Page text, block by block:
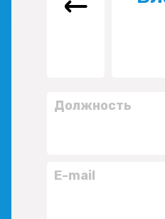
Должность
E-mail